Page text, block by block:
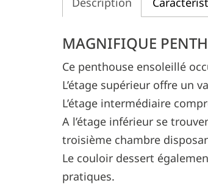
Description
MAGNIFIQUE
Ce penthouse ensoleillé
L’étage supérieur offre un
L’étage intermédiaire
A l’étage inférieur se
troisième chambre
Le couloir dessert
pratiques.